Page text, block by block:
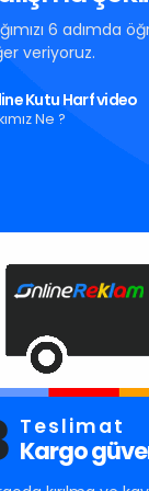
6 adımda
veriyoruz.
Kutu Harf video
Ne ?
Teslimat
Kargo